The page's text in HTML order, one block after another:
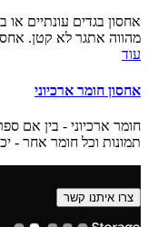
אחסון בגדים עונתיים
מהווה אתגר לא קטן.
עוד
אחסון חומר ארכיוני
חומר ארכיוני - בין אם
תמונות וכל חומר אחר -
צרו איתנו קשר